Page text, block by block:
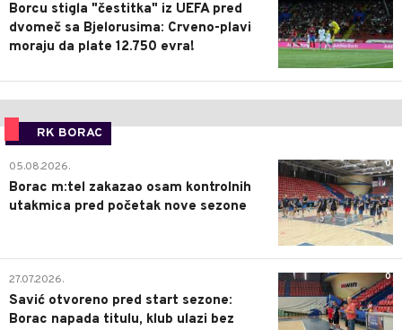
Borcu stigla "čestitka" iz UEFA pred
dvomeč sa Bjelorusima: Crveno-plavi
moraju da plate 12.750 evra!
RK BORAC
0
05.08.2026.
Borac m:tel zakazao osam kontrolnih
utakmica pred početak nove sezone
0
27.07.2026.
Savić otvoreno pred start sezone:
Borac napada titulu, klub ulazi bez